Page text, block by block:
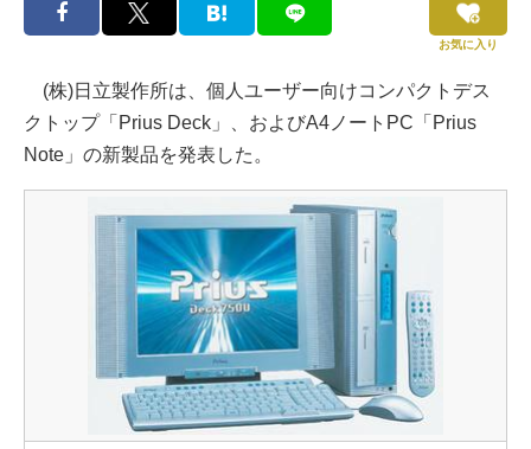
お気に入り
(株)日立製作所は、個人ユーザー向けコンパクトデス
クトップ「Prius Deck」、およびA4ノートPC「Prius
Note」の新製品を発表した。